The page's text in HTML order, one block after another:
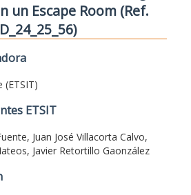
un Escape Room (Ref.
(ETSIT)
ETSIT
Juan José Villacorta Calvo,
Javier Retortillo Gaonzález